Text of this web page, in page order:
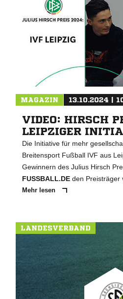
MAGAZIN 13.10.2024 |
VIDEO: HIRSCH
LEIPZIGER
Die Initiative für mehr
Breitensport Fußball IVF aus
Gewinnern des Julius Hirsch
FUSSBALL.DE den Preisträger
Mehr lesen
LANDESVERBAND